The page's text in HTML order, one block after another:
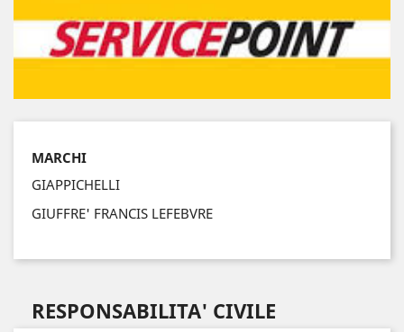
MARCHI
GIAPPICHELLI
GIUFFRE' FRANCIS LEFEBVRE
RESPONSABILITA' CIVILE